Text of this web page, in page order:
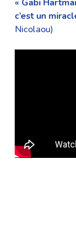
« Gabi
c’est un
Nicolaou)